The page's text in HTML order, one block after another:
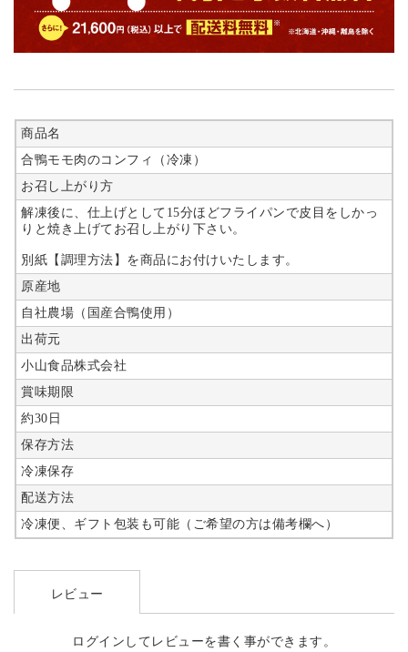
商品名
合鴨モモ肉のコンフィ（冷凍）
お召し上がり方
解凍後に、仕上げとして15分ほどフライパンで皮目をしかっ
りと焼き上げてお召し上がり下さい。
別紙【調理方法】を商品にお付けいたします。
原産地
自社農場（国産合鴨使用）
出荷元
小山食品株式会社
賞味期限
約30日
保存方法
冷凍保存
配送方法
冷凍便、ギフト包装も可能（ご希望の方は備考欄へ）
レビュー
ログインしてレビューを書く事ができます。